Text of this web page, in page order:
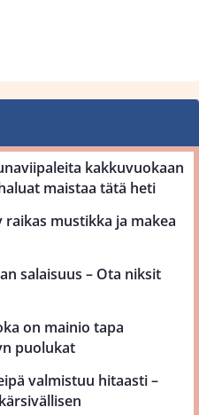
kakkuvuokaan
maistaa tätä heti
mustikka ja makea
salaisuus – Ota niksit
on mainio tapa
puolukat
valmistuu hitaasti –